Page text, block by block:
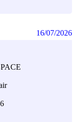
16/07/2026